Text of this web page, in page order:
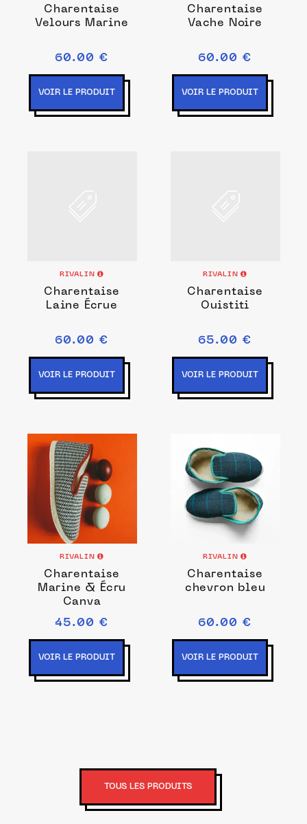
Charentaise
Velours Marine
60.00 €
VOIR LE PRODUIT
Charentaise
Vache Noire
60.00 €
VOIR LE PRODUIT
RIVALIN
Charentaise
Laine Écrue
60.00 €
VOIR LE PRODUIT
RIVALIN
Charentaise
Ouistiti
65.00 €
VOIR LE PRODUIT
RIVALIN
Charentaise
Marine & Écru
Canva
45.00 €
VOIR LE PRODUIT
RIVALIN
Charentaise
chevron bleu
60.00 €
VOIR LE PRODUIT
TOUS LES PRODUITS